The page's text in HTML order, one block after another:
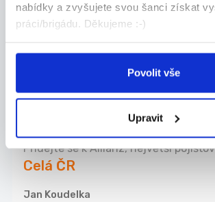
nabídky a zvyšujete svou šanci získat
práci/brigádu. Děkujeme :-)
Povolit vše
Upravit
Manažer obchodního
Allianz | Náborový
...
Přidejte se k Allianz, největší
Celá ČR
Jan Koudelka